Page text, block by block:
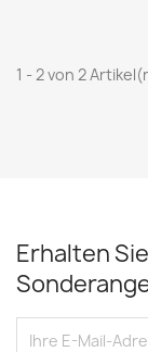
1 - 2 von 2
Erhalten